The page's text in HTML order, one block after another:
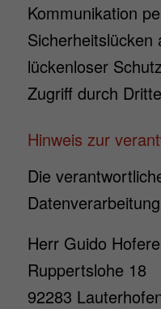
Kommunikation
Sicherheitslücken
lückenloser
Zugriff durch
Hinweis zur
Die
Herr Guido
Ruppertslohe 18
92283